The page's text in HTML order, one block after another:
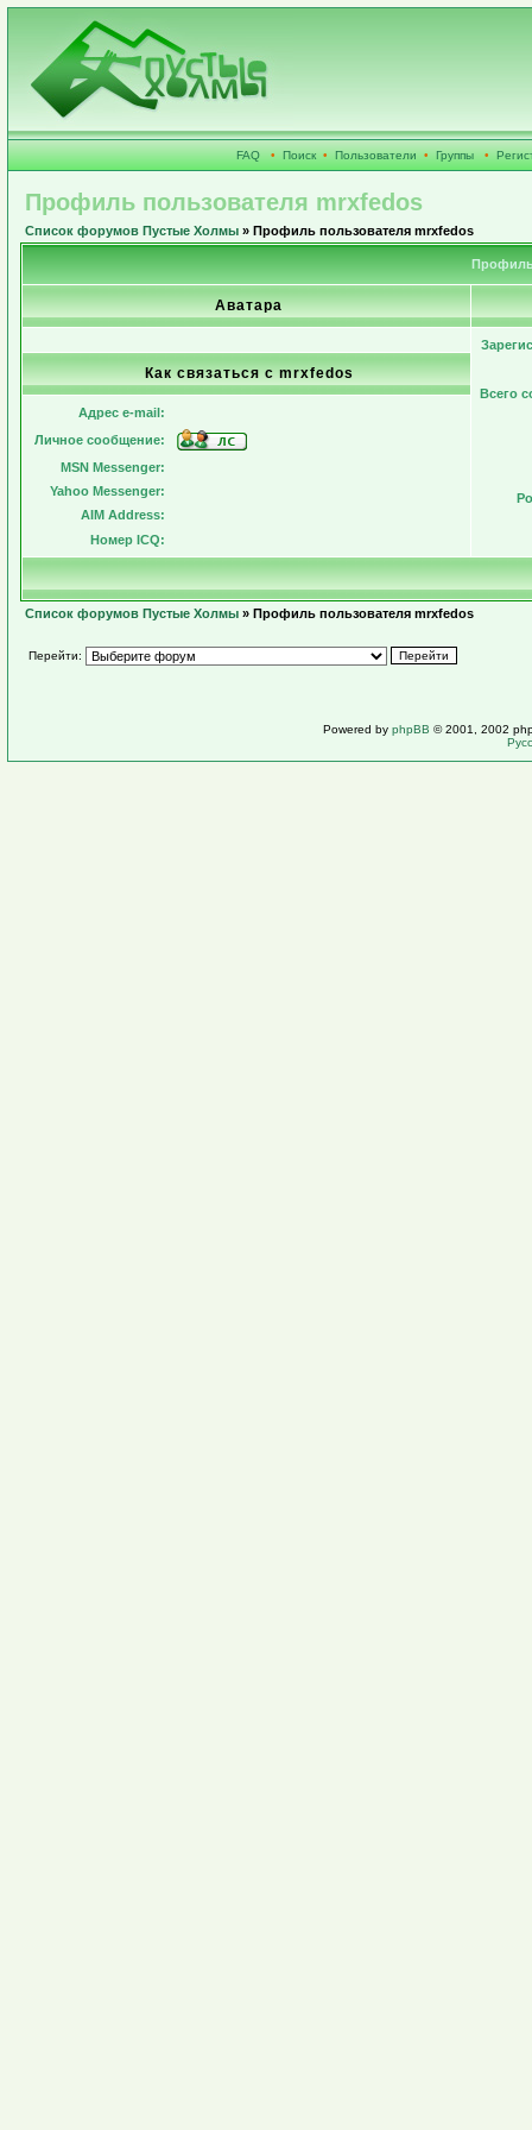
FAQ • Поиск • Пользователи • Группы •
Профиль пользователя mrxfedos
Список форумов Пустые Холмы » Профиль пользователя mrxfedos
Профиль
Аватара
Всего
Как связаться с mrxfedos
Адрес e-mail:
Личное сообщение:
MSN Messenger:
Yahoo Messenger:
AIM Address:
Номер ICQ:
Список форумов Пустые Холмы » Профиль пользователя mrxfedos
Перейти:
Powered by phpBB © 2001, 2002